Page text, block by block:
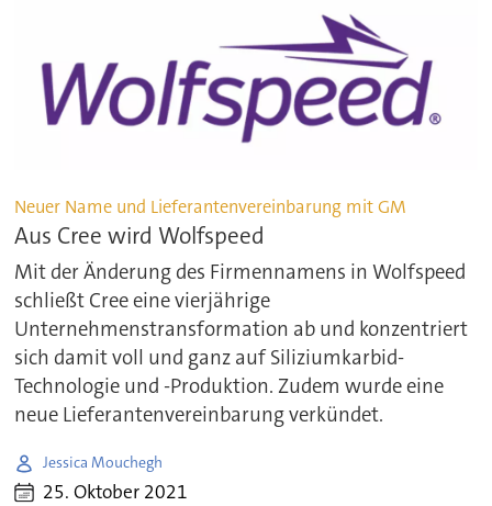
Neuer Name und Lieferantenvereinbarung mit GM
Aus Cree wird Wolfspeed
Mit der Änderung des Firmennamens in Wolfspeed
schließt Cree eine vierjährige
Unternehmenstransformation ab und konzentriert
sich damit voll und ganz auf Siliziumkarbid-
Technologie und -Produktion. Zudem wurde eine
neue Lieferantenvereinbarung verkündet.
Jessica Mouchegh
25. Oktober 2021